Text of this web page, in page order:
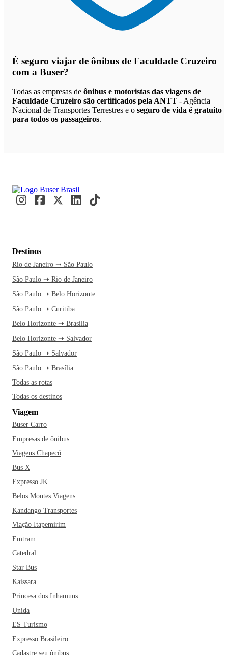
É seguro viajar de ônibus de Faculdade Cruzeiro
com a Buser?
Todas as empresas de ônibus e motoristas das viagens de
Faculdade Cruzeiro são certificados pela ANTT - Agência
Nacional de Transportes Terrestres e o seguro de vida é gratuito
para todos os passageiros.
Destinos
Rio de Janeiro ➝ São Paulo
São Paulo ➝ Rio de Janeiro
São Paulo ➝ Belo Horizonte
São Paulo ➝ Curitiba
Belo Horizonte ➝ Brasília
Belo Horizonte ➝ Salvador
São Paulo ➝ Salvador
São Paulo ➝ Brasília
Todas as rotas
Todas os destinos
Viagem
Buser Carro
Empresas de ônibus
Viagens Chapecó
Bus X
Expresso JK
Belos Montes Viagens
Kandango Transportes
Viação Itapemirim
Emtram
Catedral
Star Bus
Kaissara
Princesa dos Inhamuns
Unida
ES Turismo
Expresso Brasileiro
Cadastre seu ônibus